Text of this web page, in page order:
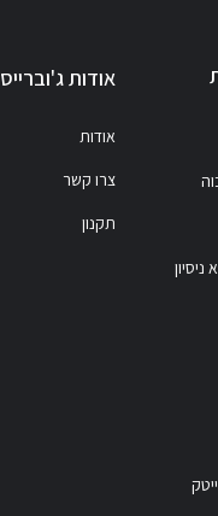
אודות ג'וברייס
אודות
צרו קשר
תקנון